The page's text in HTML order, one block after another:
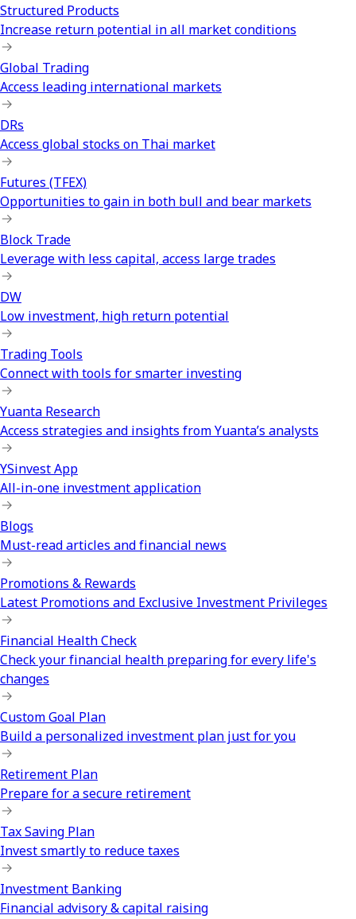
Structured Products
Increase return potential in all market conditions
Global Trading
Access leading international markets
DRs
Access global stocks on Thai market
Futures (TFEX)
Opportunities to gain in both bull and bear markets
Block Trade
Leverage with less capital, access large trades
DW
Low investment, high return potential
Trading Tools
Connect with tools for smarter investing
Yuanta Research
Access strategies and insights from Yuanta’s analysts
YSinvest App
All-in-one investment application
Blogs
Must-read articles and financial news
Promotions & Rewards
Latest Promotions and Exclusive Investment Privileges
Financial Health Check
Check your financial health preparing for every life's
changes
Custom Goal Plan
Build a personalized investment plan just for you
Retirement Plan
Prepare for a secure retirement
Tax Saving Plan
Invest smartly to reduce taxes
Investment Banking
Financial advisory & capital raising